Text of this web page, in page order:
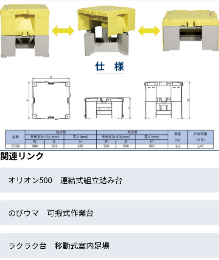
仕 様
関連リンク
オリオン500 連結式組立踏み台
のびウマ 可搬式作業台
ラクラク台 移動式室内足場